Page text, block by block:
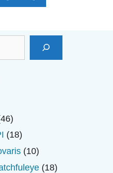
4646
sản
phẩm
1818
sản
phẩm
1010
sản1818